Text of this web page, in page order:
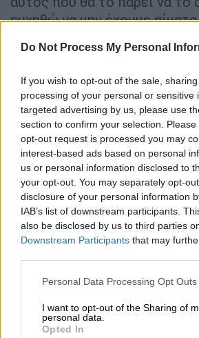
Do Not Process My Personal
If you wish to opt-out of the sale,
processing of your personal or sensitive
targeted advertising by us, please use
section to confirm your selection.
opt-out request is processed you may
interest-based ads based on personal
us or personal information disclosed to
your opt-out. You may separately opt-
disclosure of your personal information
IAB’s list of downstream participants.
also be disclosed by us to third parties
Downstream Participants that may
Please note that this website/app uses
not limited to your visit or usage
grant or deny consent to Google and its
Personal Data Processing Opt Outs
I want to opt-out of the Sharing of
personal data.
Opted In
ευχηθώ να μην έχουμε
με τέτοιες πρακτικές. Το τι
σας το πουν οι άλλοι, εγώ
Φώναξα, αντέδρασα για αυτές
Ως εκ τούτου, δεν πάει
ποδόσφαιρο, εάν δεν γίνουν
τώρα και παρθούν
Τι να καταλήξουν, το θέατρο
μέσα».